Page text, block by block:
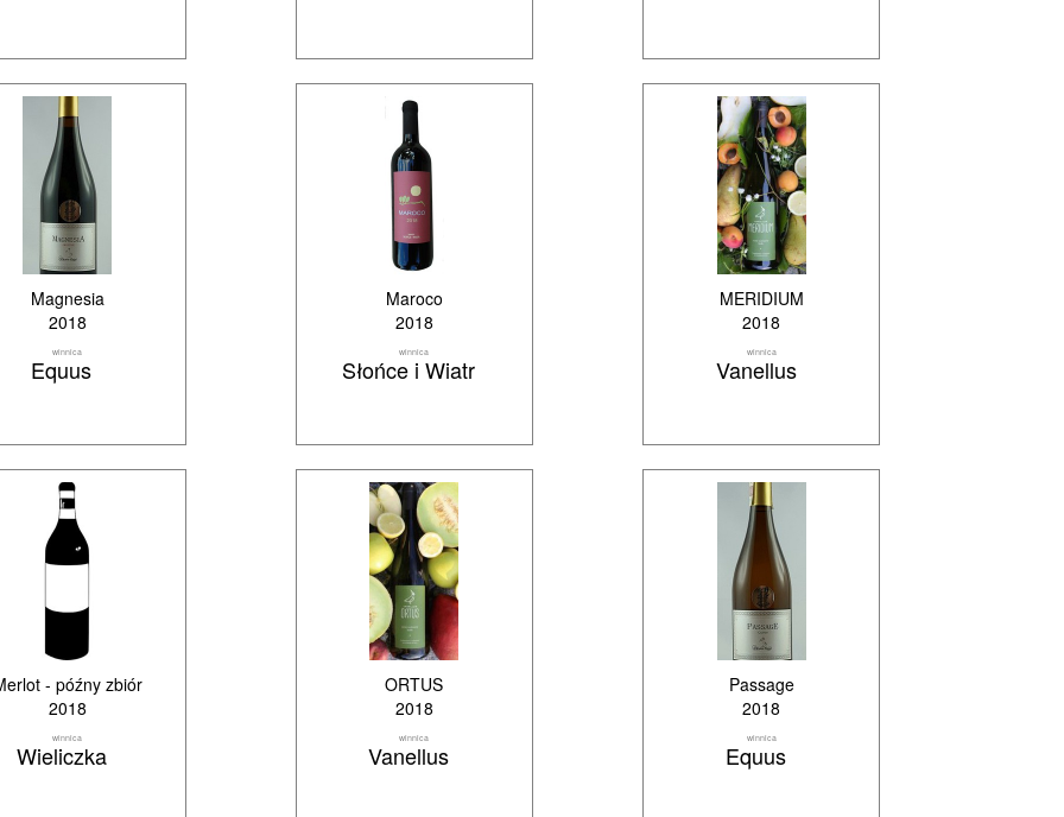
Magnesia
2018
winnica
Equus
Maroco
2018
winnica
Słońce i Wiatr
MERIDIUM
2018
winnica
Vanellus
- późny zbiór
2018
winnica
Wieliczka
ORTUS
2018
winnica
Vanellus
Passage
2018
winnica
Equus